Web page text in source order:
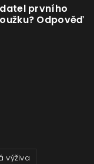
prvního
Odpověď
výživa